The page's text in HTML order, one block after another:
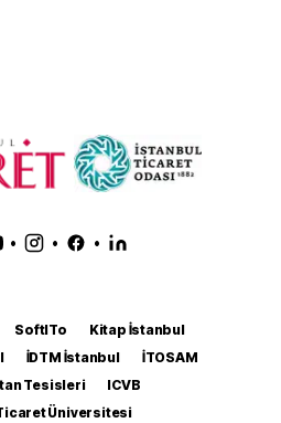
• • •
SoftITo
Kitap İstanbul
İDTM İstanbul
İTOSAM
Tesisleri
ICVB
Üniversitesi